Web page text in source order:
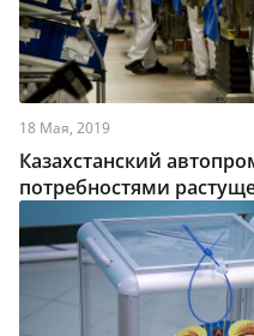
18 Мая, 2019
Казахстанский
потребностями